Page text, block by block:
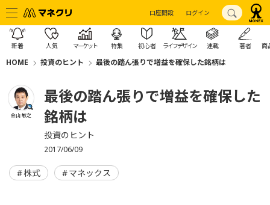
口座開設 ログイン
新着 人気 マーケット 特集 初心者 ライフデザイン 連載 著者 商
HOME 投資のヒント 最後の踏ん張りで増益を確保した銘柄は
金山 敏之
最後の踏ん張りで増益を確保した
銘柄は
投資のヒント
2017/06/09
株式 マネックス